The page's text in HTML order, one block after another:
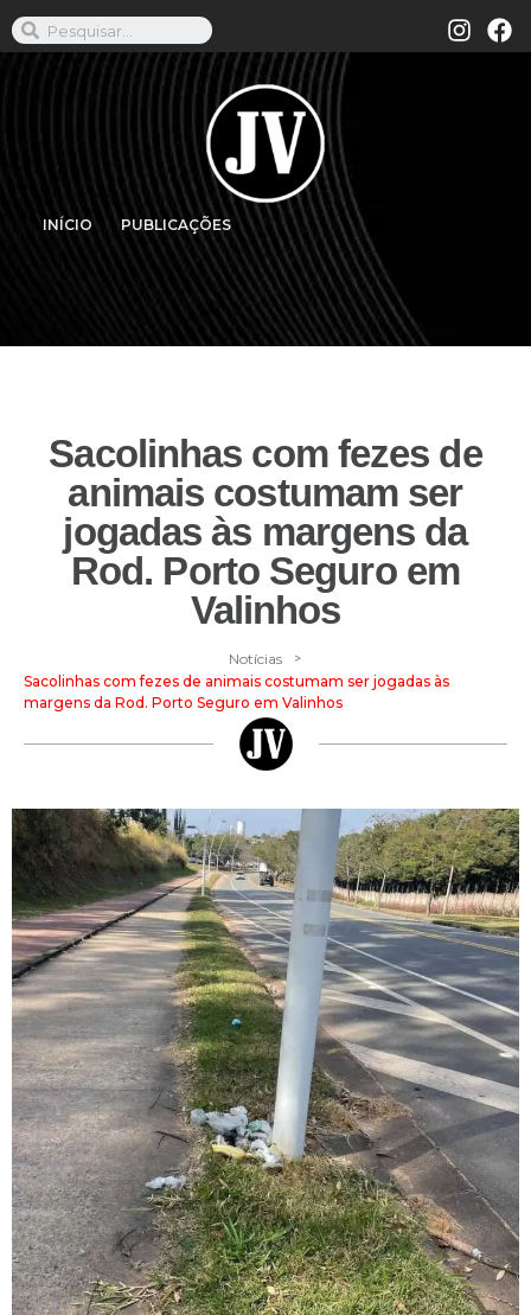
INÍCIO PUBLICAÇÕES
Sacolinhas com fezes de
animais costumam ser
jogadas às margens da
Rod. Porto Seguro em
Valinhos
Notícias >
Sacolinhas com fezes de animais costumam ser jogadas às
margens da Rod. Porto Seguro em Valinhos